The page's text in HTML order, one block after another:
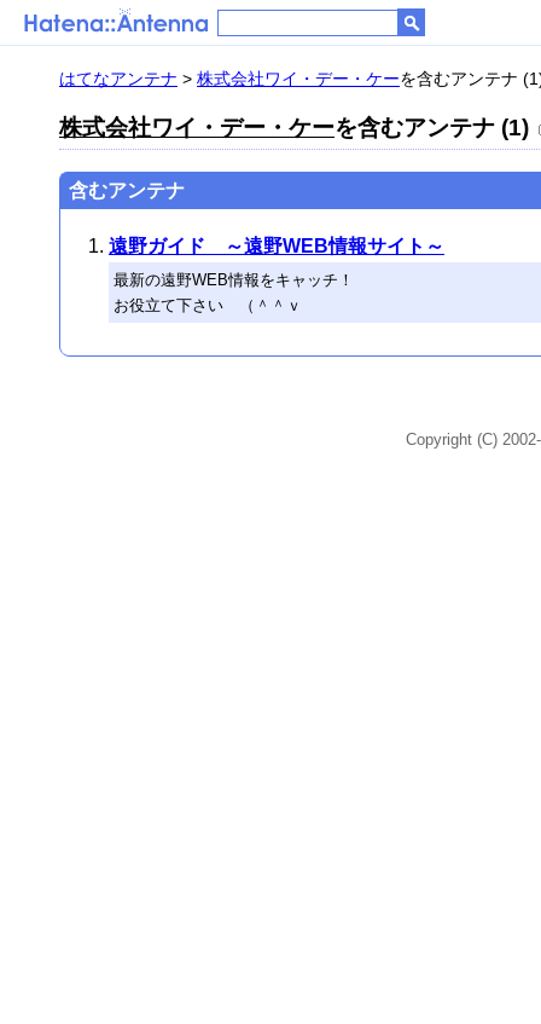
はてなアンテナ > 株式会社ワイ・デー・ケーを含むアンテナ
株式会社ワイ・デー・ケーを含むアンテナ (1)
含むアンテナ
遠野ガイド ～遠野WEB情報サイト～
最新の遠野WEB情報をキャッチ！
お役立て下さい （＾＾ｖ
Copyright (C)